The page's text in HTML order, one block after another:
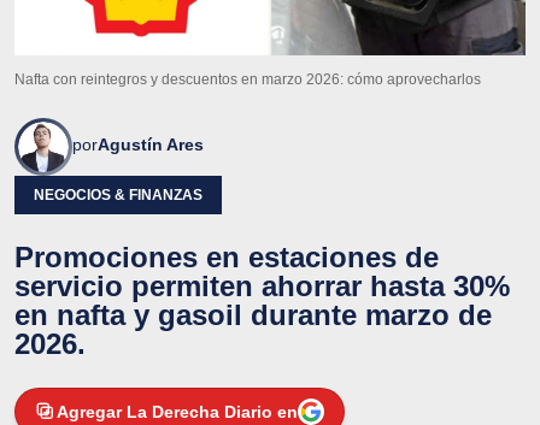
Nafta con reintegros y descuentos en marzo 2026: cómo aprovecharlos
porAgustín Ares
NEGOCIOS & FINANZAS
Promociones en estaciones de
servicio permiten ahorrar hasta 30%
en nafta y gasoil durante marzo de
2026.
Agregar La Derecha Diario en